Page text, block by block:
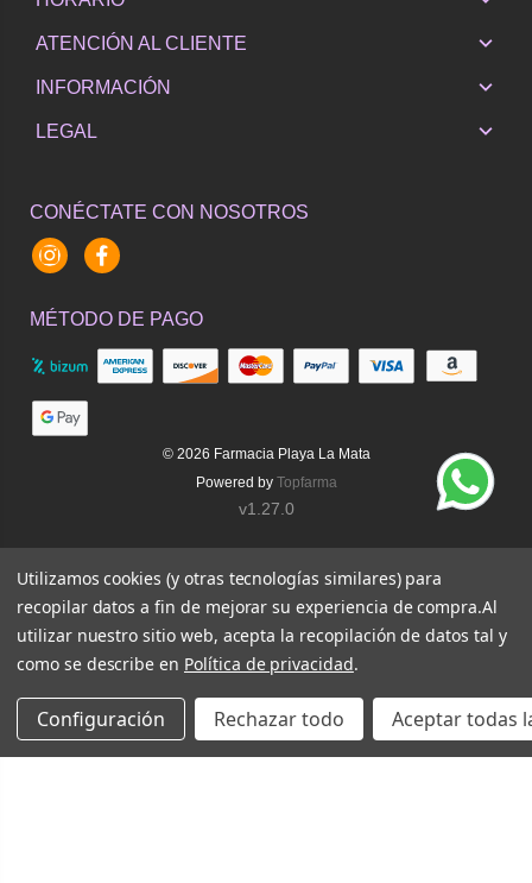
ATENCIÓN AL CLIENTE
INFORMACIÓN
LEGAL
CONÉCTATE CON NOSOTROS
InstagramFacebook
MÉTODO DE PAGO
© 2026 Farmacia Playa La Mata
Powered by Topfarma
v1.27.0
Utilizamos cookies (y otras tecnologías similares) para
recopilar datos a fin de mejorar su experiencia de compra.Al
utilizar nuestro sitio web, acepta la recopilación de datos tal y
como se describe en Política de privacidad.
Configuración Rechazar todo Aceptar todas